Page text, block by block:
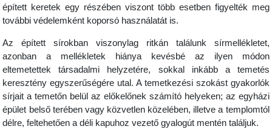
épített keretek egy részében viszont több esetben figyelték meg
további védelemként koporsó használatát is.
Az épített sírokban viszonylag ritkán találunk sírmellékletet,
azonban a mellékletek hiánya kevésbé az ilyen módon
eltemetettek társadalmi helyzetére, sokkal inkább a temetés
keresztény egyszerűségére utal. A temetkezési szokást gyakorlók
sírjait a temetőn belül az előkelőnek számító helyeken; az egyházi
épület belső terében vagy közvetlen közelében, illetve a templomtól
délre, feltehetően a déli kapuhoz vezető gyalogút mentén találjuk.